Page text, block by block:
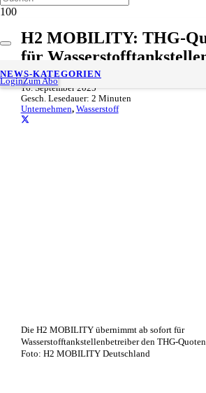
LoginZum Abo
NEWS-KATEGORIEN
H2 MOBILITY: THG-
für
16. September 2025
Gesch. Lesedauer: 2 Minuten
Unternehmen, Wasserstoff
Die H2 MOBILITY übernimmt ab sofort für
Wasserstofftankstellenbetreiber den THG-
Foto: H2 MOBILITY Deutschland